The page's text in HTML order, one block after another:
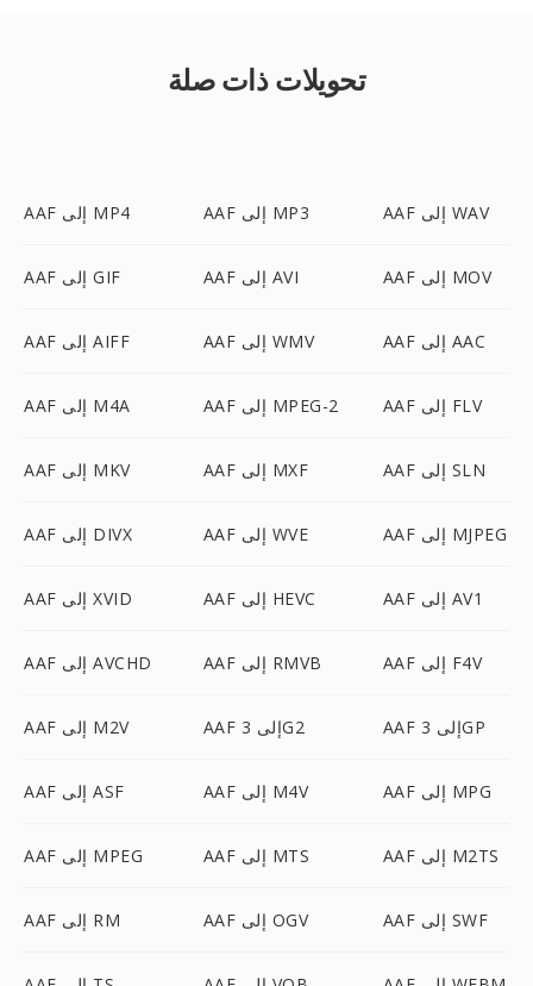
تحويلات ذات صلة
AAF إلى MP4 AAF إلى MP3 AAF إلى WAV
AAF إلى GIF AAF إلى AVI AAF إلى MOV
AAF إلى AIFF AAF إلى WMV AAF إلى AAC
AAF إلى M4A AAF إلى MPEG-2 AAF إلى FLV
AAF إلى MKV AAF إلى MXF AAF إلى SLN
AAF إلى DIVX AAF إلى WVE AAF إلى MJPEG
AAF إلى XVID AAF إلى HEVC AAF إلى AV1
AAF إلى AVCHD AAF إلى RMVB AAF إلى F4V
AAF إلى M2V AAF إلى 3G2 AAF إلى 3GP
AAF إلى ASF AAF إلى M4V AAF إلى MPG
AAF إلى MPEG AAF إلى MTS AAF إلى M2TS
AAF إلى RM AAF إلى OGV AAF إلى SWF